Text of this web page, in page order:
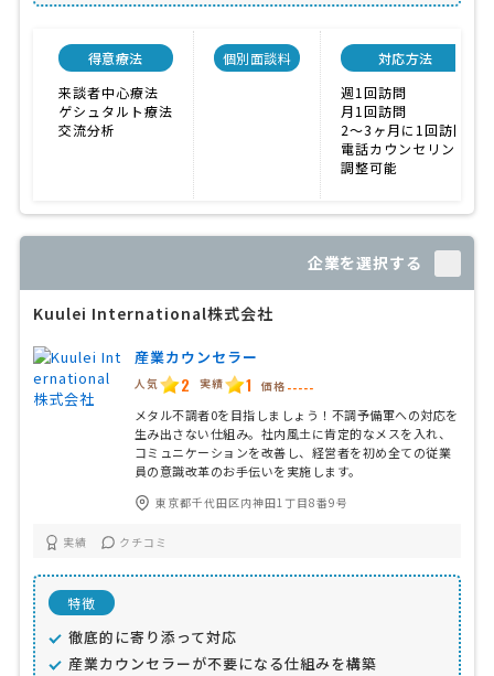
得意療法
来談者中心療法
ゲシュタルト療法
交流分析
個別面談料
対応方法
週1回訪問
月1回訪問
2〜3ヶ月に1回訪問
電話カウンセリング
調整可能
企業を選択する
Kuulei International株式会社
産業カウンセラー
人気 2 実績 1 価格 -----
メタル不調者0を目指しましょう！不調予備軍への対応を
生み出さない仕組み。社内風土に肯定的なメスを入れ、
コミュニケーションを改善し、経営者を初め全ての従業
員の意識改革のお手伝いを実施します。
東京都千代田区内神田1丁目8番9号
実績 クチコミ
特徴
徹底的に寄り添って対応
産業カウンセラーが不要になる仕組みを構築